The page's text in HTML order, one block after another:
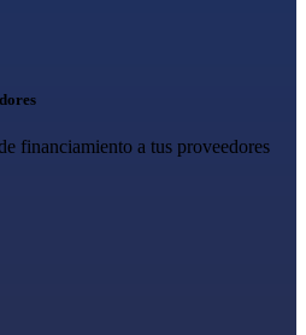
financiamiento a tus proveedores